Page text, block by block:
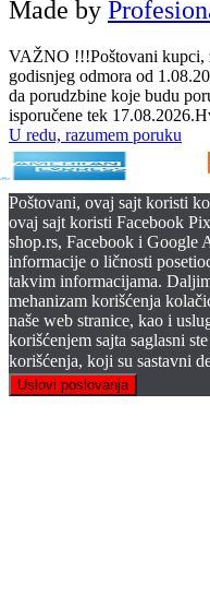
Made by
VAŽNO !!!Poštovani kupci,
godisnjeg odmora od
da porudzbine koje budu
isporučene tek
U redu, razumem poruku
Poštovani, ovaj sajt koristi
ovaj sajt koristi Facebook
shop.rs, Facebook i Google
informacije o ličnosti
takvim informacijama.
mehanizam korišćenja
naše web stranice, kao i
korišćenjem sajta saglasni
korišćenja, koji su sastavni
Uslovi poslovanja